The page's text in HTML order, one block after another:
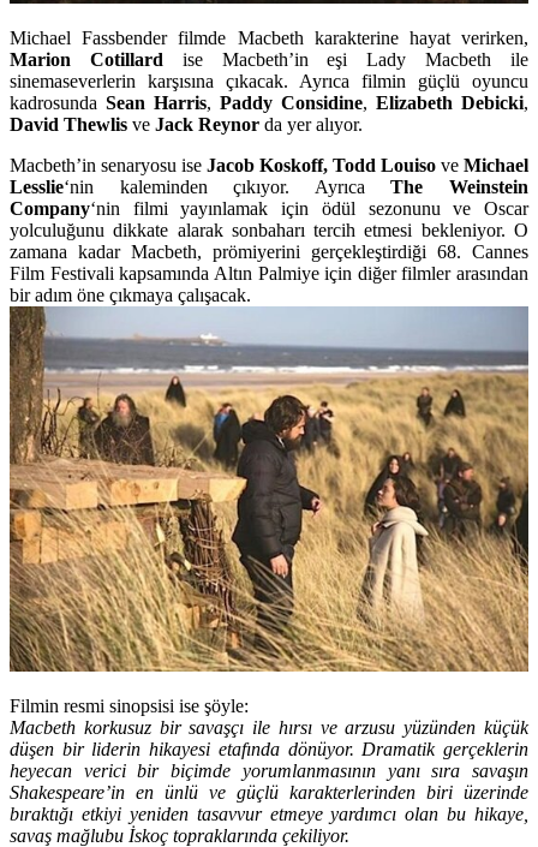
Michael Fassbenderfilmde Macbeth karakterine hayat verirken,
Marion Cotillard ise Macbeth’in eşi Lady Macbeth ile
sinemaseverlerin karşısına çıkacak. Ayrıca filmin güçlü oyuncu
kadrosunda Sean Harris, Paddy Considine, Elizabeth Debicki,
David Thewlis ve Jack Reynor da yer alıyor.
Macbeth’in senaryosu ise Jacob Koskoff, Todd Louiso ve Michael
Lesslie‘nin kaleminden çıkıyor. AyrıcaThe Weinstein
Company‘nin filmi yayınlamak için ödül sezonunu ve Oscar
yolculuğunu dikkate alarak sonbaharı tercih etmesi bekleniyor. O
zamana kadar Macbeth, prömiyerini gerçekleştirdiği 68. Cannes
Film Festivali kapsamında Altın Palmiye için diğer filmler arasından
bir adım öne çıkmaya çalışacak.
Filmin resmi sinopsisi ise şöyle:
Macbeth korkusuz bir savaşçı ile hırsı ve arzusu yüzünden küçük
düşen bir liderin hikayesi etafında dönüyor. Dramatik gerçeklerin
heyecan verici bir biçimde yorumlanmasının yanı sıra savaşın
Shakespeare’in en ünlü ve güçlü karakterlerinden biri üzerinde
bıraktığı etkiyi yeniden tasavvur etmeye yardımcı olan bu hikaye,
savaş mağlubu İskoç topraklarında çekiliyor.